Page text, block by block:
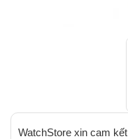
WatchStore xin cam kết